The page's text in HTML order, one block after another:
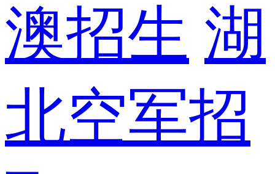
澳招生 湖
北空军招